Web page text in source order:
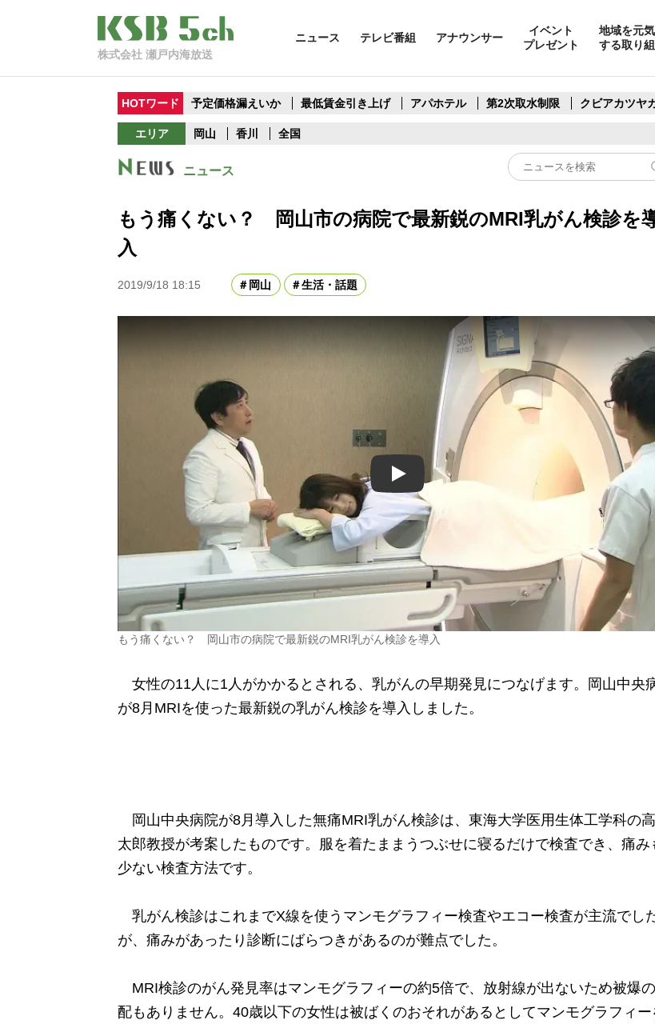
株式会社 瀬戸内海放送
ニュース テレビ番組 アナウンサー
イベント
プレゼント
地域を元
する取り
HOTワード 予定価格漏えいか 最低賃金引き上げ アパホテル 第2次取水制限 クビアカツヤ
エリア 岡山 香川 全国
ニュース
もう痛くない？ 岡山市の病院で最新鋭のMRI乳がん検診を
入
2019/9/18 18:15 岡山 生活・話題
Play
もう痛くない？ 岡山市の病院で最新鋭のMRI乳がん検診を導入
女性の11人に1人がかかるとされる、乳がんの早期発見につなげます。岡山中央
が8月MRIを使った最新鋭の乳がん検診を導入しました。
岡山中央病院が8月導入した無痛MRI乳がん検診は、東海大学医用生体工学科の
太郎教授が考案したものです。服を着たままうつぶせに寝るだけで検査でき、痛み
少ない検査方法です。
乳がん検診はこれまでX線を使うマンモグラフィー検査やエコー検査が主流でし
が、痛みがあったり診断にばらつきがあるのが難点でした。
MRI検診のがん発見率はマンモグラフィーの約5倍で、放射線が出ないため被爆
配もありません。40歳以下の女性は被ばくのおそれがあるとしてマンモグラフィー